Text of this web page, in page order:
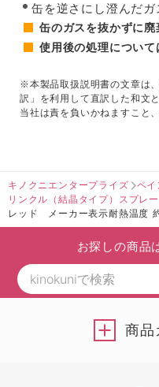
缶を逆さにし澄んだガ
缶のガスを抜かずに廃
使用後の処理について
※本製品取扱説明書の文章は
訳」を利用して直訳した和文
当社は責を負いかねますこと
キノクニエンタープライズ
ペ
リンクル（結晶タイプ）スプレ
レッド メーカー表示耐熱温度
お探しの商品
商品